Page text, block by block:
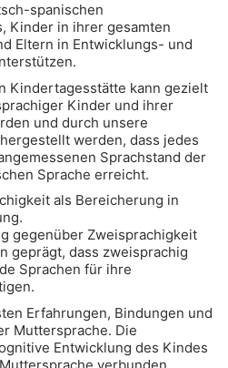
spanischen
Kinder in ihrer gesamten
Eltern in Entwicklungs- und
Kindertagesstätte kann gezielt
Kinder und ihrer
und durch unsere
werden, dass jedes
Sprachstand der
Sprache erreicht.
als Bereicherung in
gegenüber Zweisprachigkeit
geprägt, dass zweisprachig
Sprachen für ihre
Erfahrungen, Bindungen und
Muttersprache. Die
Entwicklung des Kindes
verbunden.